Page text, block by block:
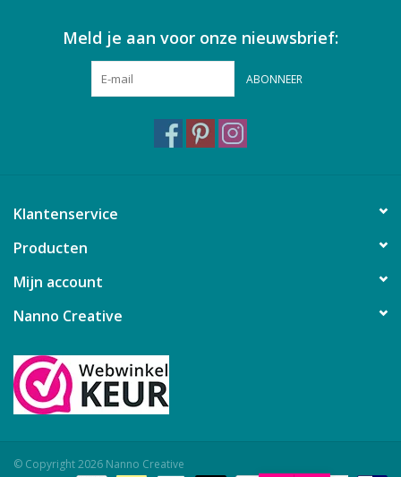
Meld je aan voor onze nieuwsbrief:
ABONNEER
Klantenservice
Producten
Mijn account
Nanno Creative
© Copyright 2026 Nanno Creative